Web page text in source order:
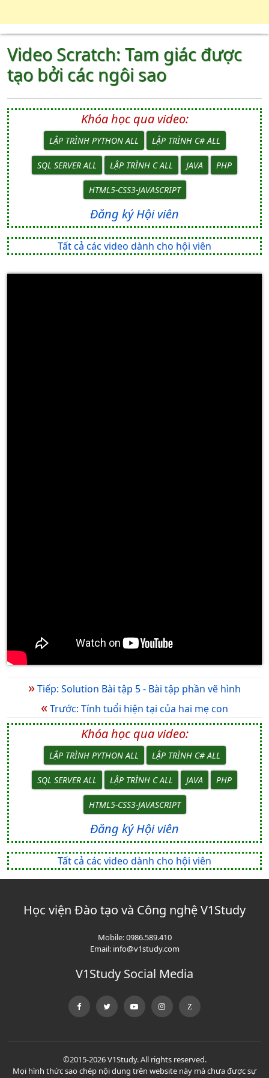
Video Scratch: Tam giác được
tạo bởi các ngôi sao
Khóa học qua video:
LẬP TRÌNH PYTHON ALL LẬP TRÌNH C# ALL
SQL SERVER ALL LẬP TRÌNH C ALL JAVA PHP
HTML5-CSS3-JAVASCRIPT
Đăng ký Hội viên
Tất cả các video dành cho hội viên
»Tiếp: Solution Bài tập 5 - Bài tập phần vẽ hình
«Trước: Tính tuổi hiện tại của hai mẹ con
Khóa học qua video:
LẬP TRÌNH PYTHON ALL LẬP TRÌNH C# ALL
SQL SERVER ALL LẬP TRÌNH C ALL JAVA PHP
HTML5-CSS3-JAVASCRIPT
Đăng ký Hội viên
Tất cả các video dành cho hội viên
Học viện Đào tạo và Công nghệ V1Study
Mobile:0986.589.410
Email: info@v1study.com
V1Study Social Media
©2015-2026 V1Study. All rights reserved.
Mọi hình thức sao chép nội dung trên website này mà chưa được sự